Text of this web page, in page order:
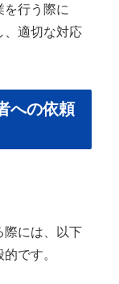
を行う際に
、適切な対応
への依頼
際には、以下
です。